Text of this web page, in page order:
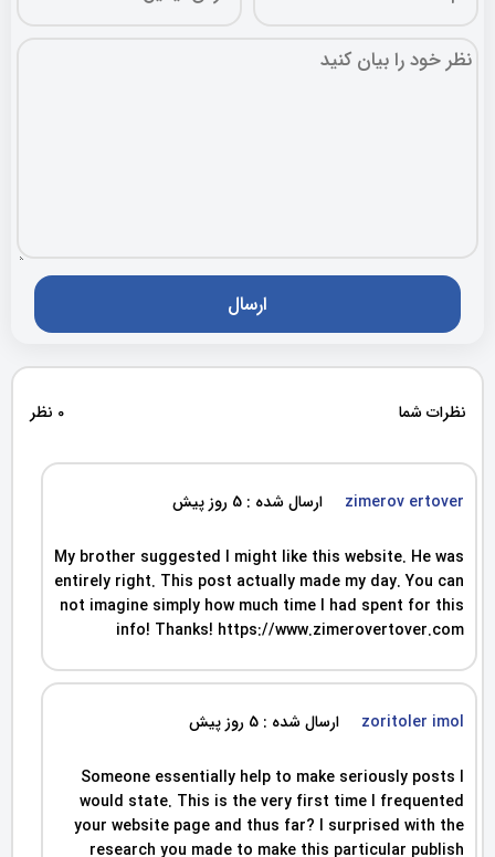
نظرات شما 0 نظر
zimerov ertover ارسال شده : 5 روز پیش
My brother suggested I might like this website. He was
entirely right. This post actually made my day. You can
not imagine simply how much time I had spent for this
info! Thanks! https://www.zimerovertover.com
zoritoler imol ارسال شده : 5 روز پیش
Someone essentially help to make seriously posts I
would state. This is the very first time I frequented
your website page and thus far? I surprised with the
research you made to make this particular publish